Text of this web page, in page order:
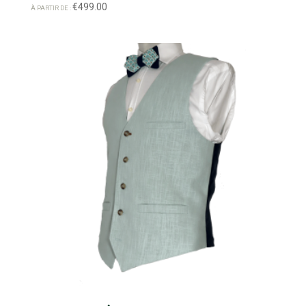
À PARTIR DE :€499.00